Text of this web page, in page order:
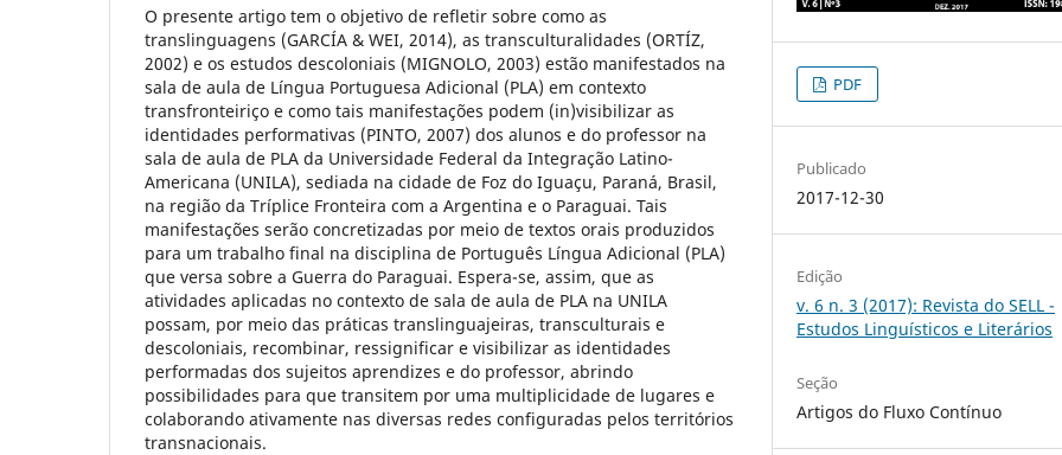
O presente artigo tem o objetivo de refletir sobre como as
translinguagens (GARCÍA & WEI, 2014), as transculturalidades (ORTÍZ,
2002) e os estudos descoloniais (MIGNOLO, 2003) estão manifestados na
sala de aula de Língua Portuguesa Adicional (PLA) em contexto
transfronteiriço e como tais manifestações podem (in)visibilizar as
identidades performativas (PINTO, 2007) dos alunos e do professor na
sala de aula de PLA da Universidade Federal da Integração Latino-
Americana (UNILA), sediada na cidade de Foz do Iguaçu, Paraná, Brasil,
na região da Tríplice Fronteira com a Argentina e o Paraguai. Tais
manifestações serão concretizadas por meio de textos orais produzidos
para um trabalho final na disciplina de Português Língua Adicional (PLA)
que versa sobre a Guerra do Paraguai. Espera-se, assim, que as
atividades aplicadas no contexto de sala de aula de PLA na UNILA
possam, por meio das práticas translinguajeiras, transculturais e
descoloniais, recombinar, ressignificar e visibilizar as identidades
performadas dos sujeitos aprendizes e do professor, abrindo
possibilidades para que transitem por uma multiplicidade de lugares e
colaborando ativamente nas diversas redes configuradas pelos territórios
transnacionais.
PDF
Publicado
2017-12-30
Edição
v. 6 n. 3 (2017): Revista do SELL -
Estudos Linguísticos e Literários
Seção
Artigos do Fluxo Contínuo